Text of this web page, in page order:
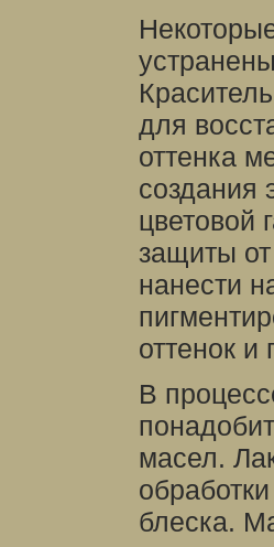
для
оттенка
создания
цветовой
защиты
нанести
оттенок и
В
масел.
блеска.